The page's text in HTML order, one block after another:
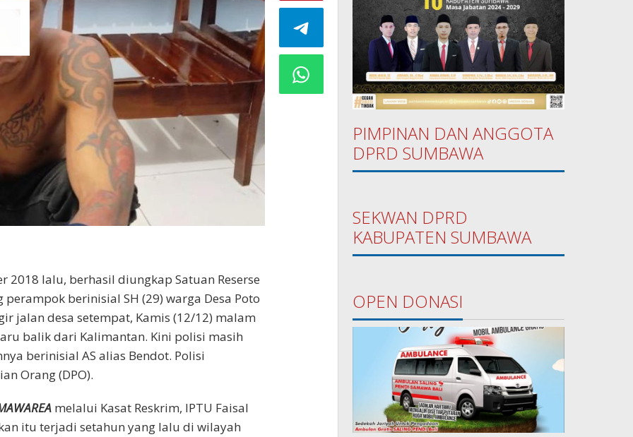
2018 lalu, berhasil diungkap Satuan Reserse
berinisial SH (29) warga Desa Poto
jalan desa setempat, Kamis (12/12) malam
balik dari Kalimantan. Kini polisi masih
berinisial AS alias Bendot. Polisi
Orang (DPO).
melalui Kasat Reskrim, IPTU Faisal
itu terjadi setahun yang lalu di wilayah
PIMPINAN DAN ANGGOTA
DPRD SUMBAWA
SEKWAN DPRD
KABUPATEN SUMBAWA
OPEN DONASI